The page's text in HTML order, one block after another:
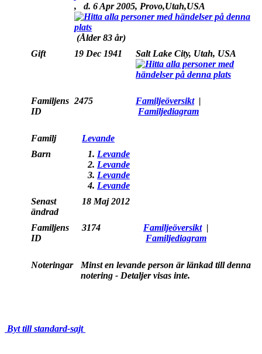
, d. 6 Apr 2005, Provo,Utah,USA
(Ålder 83 år)
Gift
19 Dec 1941 Salt Lake City, Utah, USA
Familjens
ID
2475 Familjeöversikt|
Familjediagram
Familj
Levande
Barn
1. Levande
2. Levande
3. Levande
4. Levande
Senast
ändrad
18 Maj 2012
Familjens
ID
3174 Familjeöversikt|
Familjediagram
Noteringar
Minst en levande person är länkad till denna
notering - Detaljer visas inte.
Byt till standard-sajt